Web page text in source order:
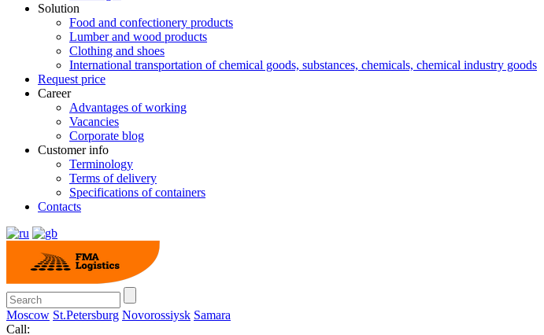
Solution
Food and confectionery products
Lumber and wood products
Clothing and shoes
International transportation of chemical goods, substances, chemicals, chemical industry goods
Request price
Career
Advantages of working
Vacancies
Corporate blog
Customer info
Terminology
Terms of delivery
Specifications of containers
Contacts
Moscow St.Petersburg Novorossiysk Samara
Call: